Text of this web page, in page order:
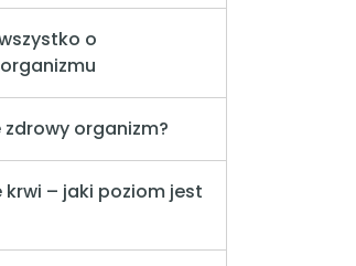
o
organizm?
krwi – jaki poziom jest